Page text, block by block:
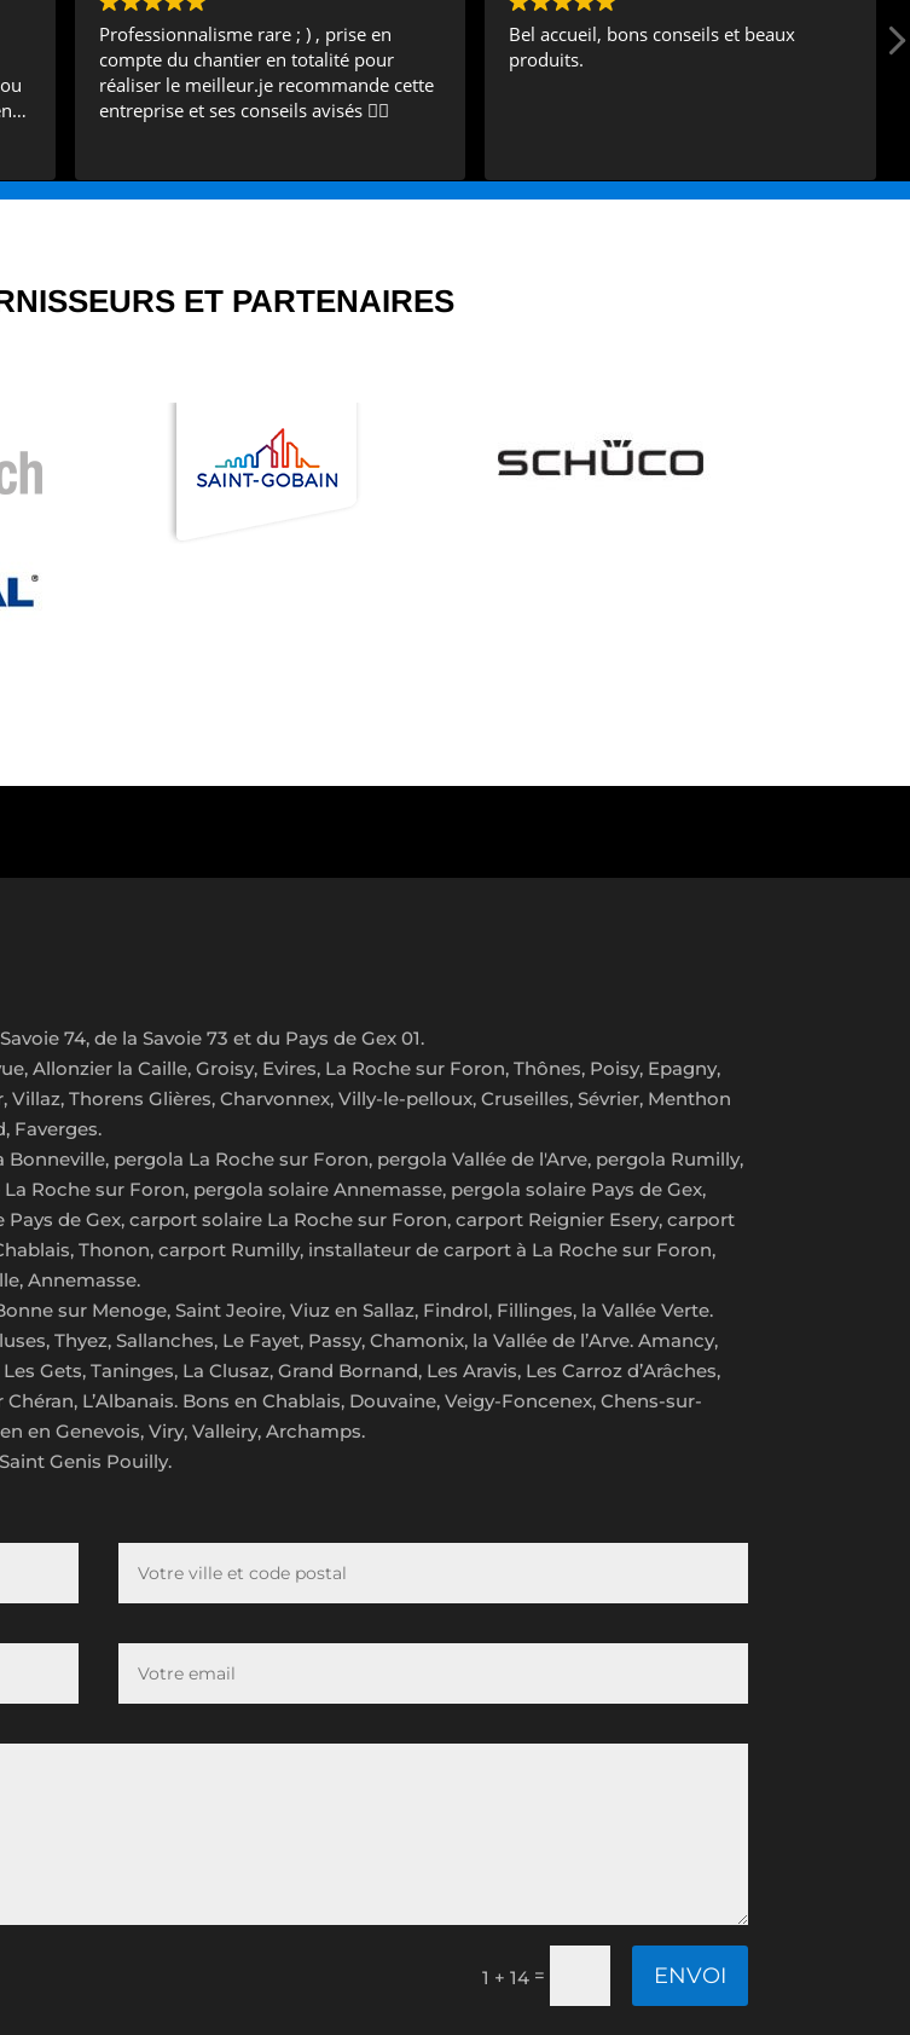
Professionnalisme rare ; ) , prise en
compte du chantier en totalité pour
réaliser le meilleur.je recommande cette
entreprise et ses conseils avisés 👍🏼
Bel accueil, bons conseils et beaux
produits.
ET PARTENAIRES
74, de la Savoie 73 et du Pays de Gex 01.
Allonzier la Caille, Groisy, Evires, La Roche sur Foron, Thônes, Poisy, Epagny,
Villaz, Thorens Glières, Charvonnex, Villy-le-pelloux, Cruseilles, Sévrier, Menthon
Faverges.
pergola La Roche sur Foron, pergola Vallée de l'Arve, pergola Rumilly,
Roche sur Foron, pergola solaire Annemasse, pergola solaire Pays de Gex,
de Gex, carport solaire La Roche sur Foron, carport Reignier Esery, carport
Thonon, carport Rumilly, installateur de carport à La Roche sur Foron,
Annemasse.
sur Menoge, Saint Jeoire, Viuz en Sallaz, Findrol, Fillinges, la Vallée Verte.
Thyez, Sallanches, Le Fayet, Passy, Chamonix, la Vallée de l’Arve. Amancy,
Gets, Taninges, La Clusaz, Grand Bornand, Les Aravis, Les Carroz d’Arâches,
L’Albanais. Bons en Chablais, Douvaine, Veigy-Foncenex, Chens-sur-
en Genevois, Viry, Valleiry, Archamps.
Genis Pouilly.
1 + 14= ENVOI